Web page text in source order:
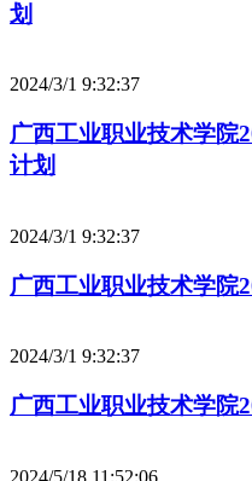
划
2024/3/1 9:32:37
广西工业职业技术学院
计划
2024/3/1 9:32:37
广西工业职业技术学院
2024/3/1 9:32:37
广西工业职业技术学院
2024/5/18 11:52:06